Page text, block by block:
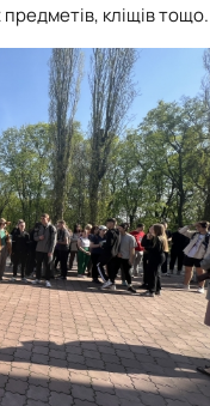
кліщів тощо.